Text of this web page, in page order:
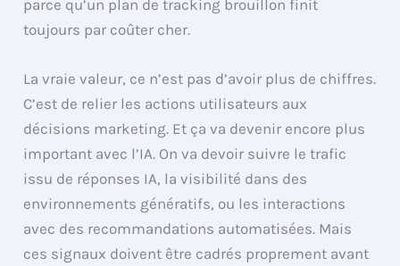
parce qu’un plan de tracking brouillon finit
toujours par coûter cher.
La vraie valeur, ce n’est pas d’avoir plus de chiffres.
C’est de relier les actions utilisateurs aux
décisions marketing. Et ça va devenir encore plus
important avec l’IA. On va devoir suivre le trafic
issu de réponses IA, la visibilité dans des
environnements génératifs, ou les interactions
avec des recommandations automatisées. Mais
ces signaux doivent être cadrés proprement avant